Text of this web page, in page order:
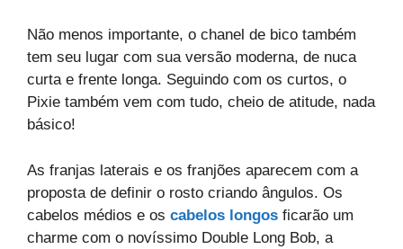
Não menos importante, o chanel de bico também
tem seu lugar com sua versão moderna, de nuca
curta e frente longa. Seguindo com os curtos, o
Pixie também vem com tudo, cheio de atitude, nada
básico!
As franjas laterais e os franjões aparecem com a
proposta de definir o rosto criando ângulos. Os
cabelos médios e os cabelos longos ficarão um
charme com o novíssimo Double Long Bob, a